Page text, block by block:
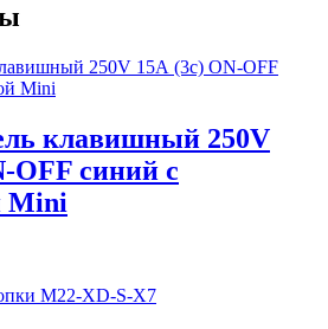
клавишный 250V
OFF синий с
Mini